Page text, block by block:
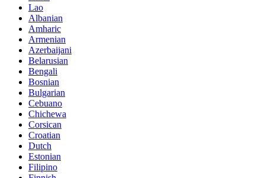
Lao
Albanian
Amharic
Armenian
Azerbaijani
Belarusian
Bengali
Bosnian
Bulgarian
Cebuano
Chichewa
Corsican
Croatian
Dutch
Estonian
Filipino